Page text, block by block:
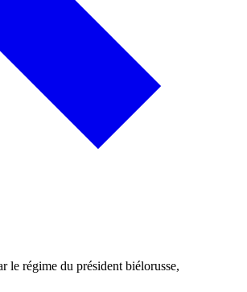
le régime du président biélorusse,